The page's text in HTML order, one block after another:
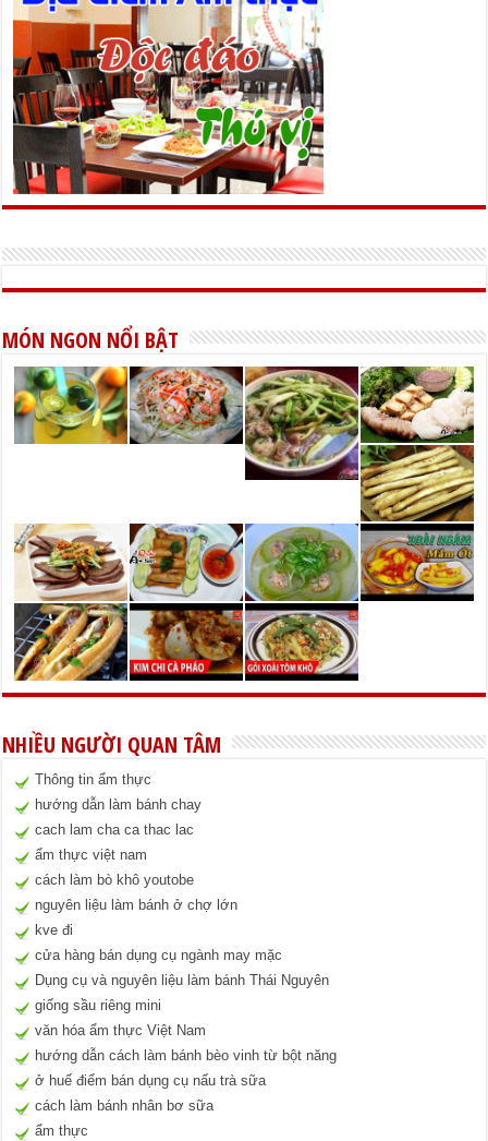
MÓN NGON NỔI BẬT
NHIỀU NGƯỜI QUAN TÂM
Thông tin ẩm thực
hướng dẫn làm bánh chay
cach lam cha ca thac lac
ẩm thực việt nam
cách làm bò khô youtobe
nguyên liệu làm bánh ở chợ lớn
kve đi
cửa hàng bán dụng cụ ngành may mặc
Dụng cụ và nguyên liệu làm bánh Thái Nguyên
giống sầu riêng mini
văn hóa ẩm thực Việt Nam
hướng dẫn cách làm bánh bèo vinh từ bột năng
ở huế điểm bán dụng cụ nấu trà sữa
cách làm bánh nhân bơ sữa
ẩm thực